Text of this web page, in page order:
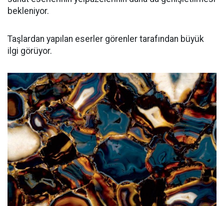
bekleniyor.
Taşlardan yapılan eserler görenler tarafından büyük
ilgi görüyor.